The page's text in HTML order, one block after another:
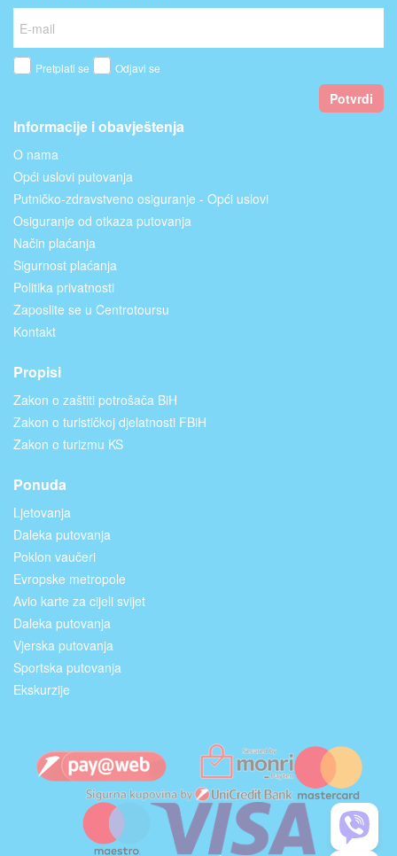
Pretplati se Odjavi se
Potvrdi
Informacije i obavještenja
O nama
Opći uslovi putovanja
Putničko-zdravstveno osiguranje - Opći uslovi
Osiguranje od otkaza putovanja
Način plaćanja
Sigurnost plaćanja
Politika privatnosti
Zaposlite se u Centrotoursu
Kontakt
Propisi
Zakon o zaštiti potrošača BiH
Zakon o turističkoj djelatnosti FBiH
Zakon o turizmu KS
Ponuda
Ljetovanja
Daleka putovanja
Poklon vaučeri
Evropske metropole
Avio karte za cijeli svijet
Daleka putovanja
Vjerska putovanja
Sportska putovanja
Ekskurzije